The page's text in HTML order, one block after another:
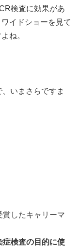
検査に効果があ
イドショーを見て
ね。
いまさらですま
したキャリーマ
症検査の目的に使